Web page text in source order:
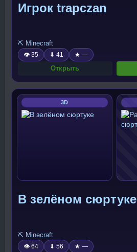
Игрок trapczan
⛏️ Minecraft
👁 35 ⬇ 41 ★ —
Открыть
3D
В зелёном сюртуке
⛏️ Minecraft
👁 64 ⬇ 56 ★ —